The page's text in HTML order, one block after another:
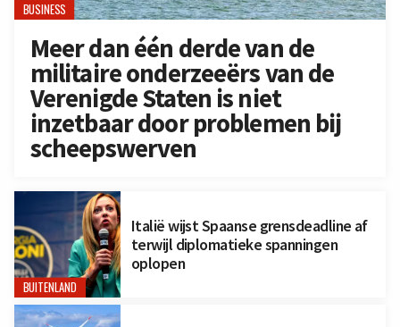
BUSINESS
Meer dan één derde van de
militaire onderzeeërs van de
Verenigde Staten is niet
inzetbaar door problemen bij
scheepswerven
BUITENLAND
Italië wijst Spaanse grensdeadline af
terwijl diplomatieke spanningen
oplopen